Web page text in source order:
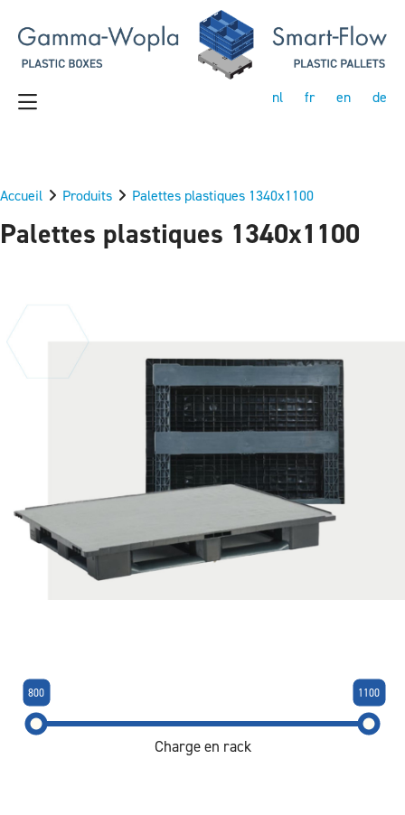
nl fr en de
Accueil Produits Palettes plastiques 1340x1100
Palettes plastiques 1340x1100
800 1100
Charge en rack